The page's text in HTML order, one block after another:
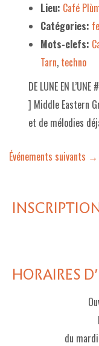
Lieu: Café
Catégories:
Mots-clefs:
Tarn, techno
DE LUNE EN
] Middle Eastern
et de mélodies
Événements suivants →
HORAIRES
du